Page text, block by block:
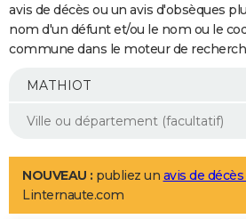
Retraite
Epargne
Immobilier
Risques naturels par ville
Banque
Assurance
AUTO
Essais
Réserver un essai
Citadines
Berlines
SUV
Forum auto
+
Mobiles
Meilleur smartphone
Internet
Ordinateurs
Jeux vidéo
Guide high-tech
Aménagement intérieur
LIFESTYLE
Art de vivre
Bien-être
Loisirs
Mode
Modes de vie
avis de décès ou un avis d'obsèques
nom d'un défunt et/ou le nom ou le
commune dans le moteur de
NOUVEAU : publiez un avis de
Linternaute.com